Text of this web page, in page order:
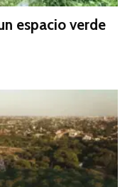
espacio verde